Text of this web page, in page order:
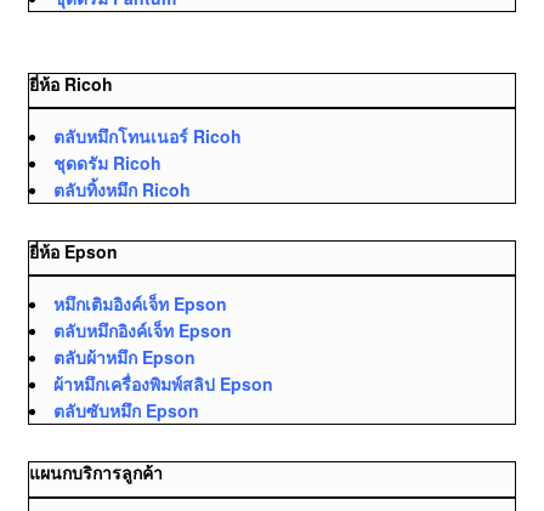
ยี่ห้อ Ricoh
ตลับหมึกโทนเนอร์ Ricoh
ชุดดรัม Ricoh
ตลับทิ้งหมึก Ricoh
ยี่ห้อ Epson
หมึกเติมอิงค์เจ็ท Epson
ตลับหมึกอิงค์เจ็ท Epson
ตลับผ้าหมึก Epson
ผ้าหมึกเครื่องพิมพ์สลิป Epson
ตลับซับหมึก Epson
แผนกบริการลูกค้า